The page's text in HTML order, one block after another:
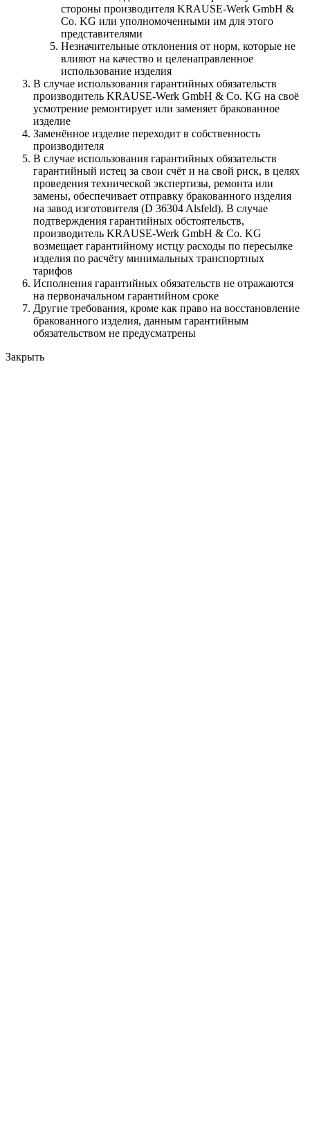
стороны производителя KRAUSE-Werk GmbH &
Со. KG или уполномоченными им для этого
представителями
Незначительные отклонения от норм, которые не
влияют на качество и целенаправленное
использование изделия
В случае использования гарантийных обязательств
производитель KRAUSE-Werk GmbH & Со. KG на своё
усмотрение ремонтирует или заменяет бракованное
изделие
Заменённое изделие переходит в собственность
производителя
В случае использования гарантийных обязательств
гарантийный истец за свои счёт и на свой риск, в целях
проведения технической экспертизы, ремонта или
замены, обеспечивает отправку бракованного изделия
на завод изготовителя (D 36304 Alsfeld). В случае
подтверждения гарантийных обстоятельств,
производитель KRAUSE-Werk GmbH & Со. KG
возмещает гарантийному истцу расходы по пересылке
изделия по расчёту минимальных транспортных
тарифов
Исполнения гарантийных обязательств не отражаются
на первоначальном гарантийном сроке
Другие требования, кроме как право на восстановление
бракованного изделия, данным гарантийным
обязательством не предусматрены
Закрыть